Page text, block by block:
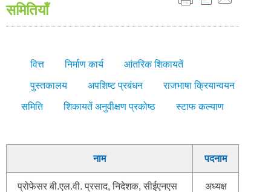
समितियॉं
वित्त निर्माण कार्य आंतरिक शिकायतें
पुस्तकालय अपशिष्ट प्रबंधन राजभाषा क्रियान्वयन
समिति शिकायतें अनुवीक्षण प्रकोष्ठ स्टाफ कल्याण
नाम पदनाम
प्रोफेसर बी.एल.वी. प्रसाद, निदेशक, सीईएनएस अध्यक्ष